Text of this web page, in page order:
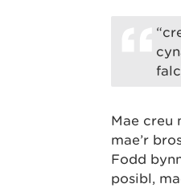
Mae creu
mae’r
Fodd
posibl,